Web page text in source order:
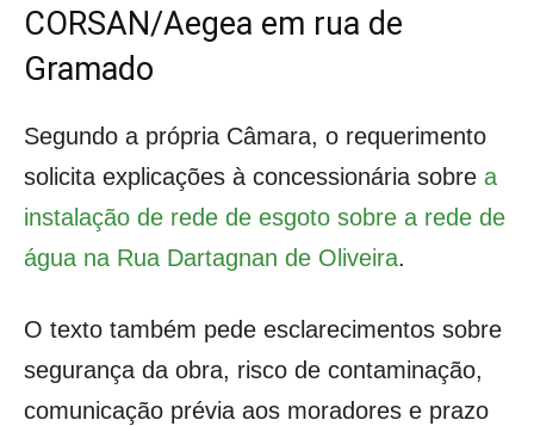
CORSAN/Aegea em rua de
Gramado
Segundo a própria Câmara, o requerimento
solicita explicações à concessionária sobre a
instalação de rede de esgoto sobre a rede de
água na Rua Dartagnan de Oliveira.
O texto também pede esclarecimentos sobre
segurança da obra, risco de contaminação,
comunicação prévia aos moradores e prazo